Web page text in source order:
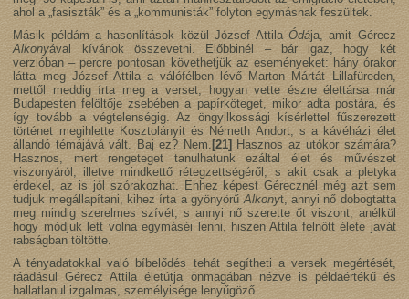
ahol a „fasiszták” és a „kommunisták” folyton egymásnak feszültek.
Másik példám a hasonlítások közül József AttilaÓdája, amit Gérecz
Alkonyával kívánok összevetni. Előbbinél – bár igaz, hogy két
verzióban – percre pontosan követhetjük az eseményeket: hány órakor
látta meg József Attila a válófélben lévő Marton Mártát Lillafüreden,
mettől meddig írta meg a verset, hogyan vette észre élettársa már
Budapesten felöltője zsebében a papírköteget, mikor adta postára, és
így tovább a végtelenségig. Az öngyilkossági kísérlettel fűszerezett
történet megihlette Kosztolányit és Németh Andort, s a kávéházi élet
állandó témájává vált. Baj ez? Nem. [21] Hasznos az utókor számára?
Hasznos, mert rengeteget tanulhatunk ezáltal élet és művészet
viszonyáról, illetve mindkettő rétegzettségéről, s akit csak a pletyka
érdekel, az is jól szórakozhat. Ehhez képest Gérecznél még azt sem
tudjuk megállapítani, kihez írta a gyönyörűAlkonyt, annyi nő dobogtatta
meg mindig szerelmes szívét, s annyi nő szerette őt viszont, anélkül
hogy módjuk lett volna egymáséi lenni, hiszen Attila felnőtt élete javát
rabságban töltötte.
A tényadatokkal való bíbelődés tehát segítheti a versek megértését,
ráadásul Gérecz Attila életútja önmagában nézve is példaértékű és
hallatlanul izgalmas, személyisége lenyűgöző.